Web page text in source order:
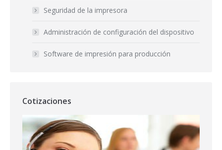
Seguridad de la impresora
Administración de configuración del dispositivo
Software de impresión para producción
Cotizaciones